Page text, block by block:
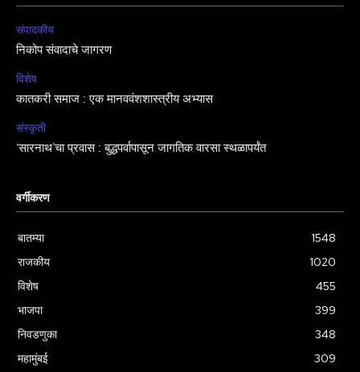
संपादकीय
निकोप संवादाचे जागरण
विशेष
कातकरी समाज : एक मानववंशशास्त्रीय अभ्यास
संस्कृती
‘सारनाथ’चा प्रवास : बुद्धपर्वापासून जागतिक वारसा स्थळापर्यंत
वर्गीकरण
बातम्या
1548
राजकीय
1020
विशेष
455
भाजपा
399
निवडणुका
348
महामुंबई
309